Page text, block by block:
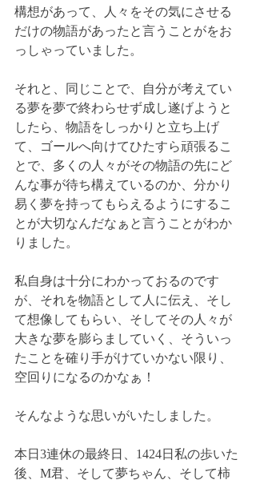
構想があって、人々をその気にさせる
だけの物語があったと言うことがをお
っしゃっていました。
それと、同じことで、自分が考えてい
る夢を夢で終わらせず成し遂げようと
したら、物語をしっかりと立ち上げ
て、ゴールへ向けてひたすら頑張るこ
とで、多くの人々がその物語の先にど
んな事が待ち構えているのか、分かり
易く夢を持ってもらえるようにするこ
とが大切なんだなぁと言うことがわか
りました。
私自身は十分にわかっておるのです
が、それを物語として人に伝え、そし
て想像してもらい、そしてその人々が
大きな夢を膨らましていく、そういっ
たことを確り手がけていかない限り、
空回りになるのかなぁ！
そんなような思いがいたしました。
本日3連休の最終日、1424日私の歩いた
後、M君、そして夢ちゃん、そして柿